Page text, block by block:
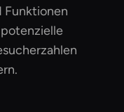
Funktionen